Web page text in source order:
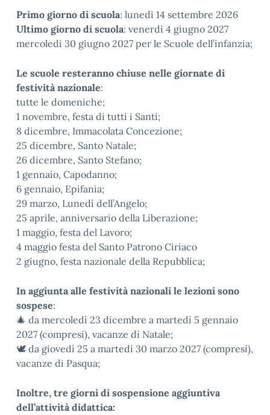
Primo giorno di scuola: lunedì 14 settembre 2026
Ultimo giorno di scuola: venerdì 4 giugno 2027
mercoledì 30 giugno 2027 per le Scuole dell’infanzia;
Le scuole resteranno chiuse nelle giornate di
festività nazionale:
tutte le domeniche;
1 novembre, festa di tutti i Santi;
8 dicembre, Immacolata Concezione;
25 dicembre, Santo Natale;
26 dicembre, Santo Stefano;
1 gennaio, Capodanno;
6 gennaio, Epifania;
29 marzo, Lunedì dell’Angelo;
25 aprile, anniversario della Liberazione;
1 maggio, festa del Lavoro;
4 maggio festa del Santo Patrono Ciriaco
2 giugno, festa nazionale della Repubblica;
In aggiunta alle festività nazionali le lezioni sono
sospese:
🎄 da mercoledì 23 dicembre a martedì 5 gennaio
2027 (compresi), vacanze di Natale;
🕊️ da giovedì 25 a martedì 30 marzo 2027 (compresi),
vacanze di Pasqua;
Inoltre, tre giorni di sospensione aggiuntiva
dell’attività didattica: